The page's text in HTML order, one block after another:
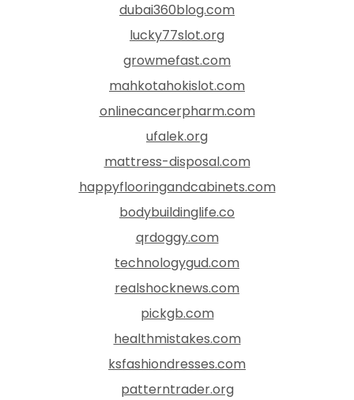
dubai360blog.com
lucky77slot.org
growmefast.com
mahkotahokislot.com
onlinecancerpharm.com
ufalek.org
mattress-disposal.com
happyflooringandcabinets.com
bodybuildinglife.co
qrdoggy.com
technologygud.com
realshocknews.com
pickgb.com
healthmistakes.com
ksfashiondresses.com
patterntrader.org